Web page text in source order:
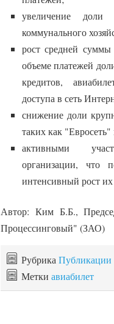
увеличение
коммунального
рост средней
объеме платежей
кредитов,
доступа в сеть
снижение доли
таких как "Евросеть"
активными
организации, что
интенсивный рост
Автор: Ким Б.Б.,
Процессинговый" (ЗАО)
РубрикаПубликации
Метки авиабилет